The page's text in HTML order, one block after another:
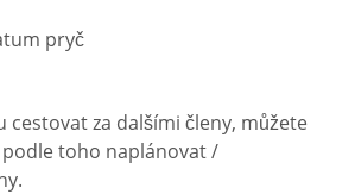
pryč
cestovat za dalšími členy, můžete
toho naplánovat /